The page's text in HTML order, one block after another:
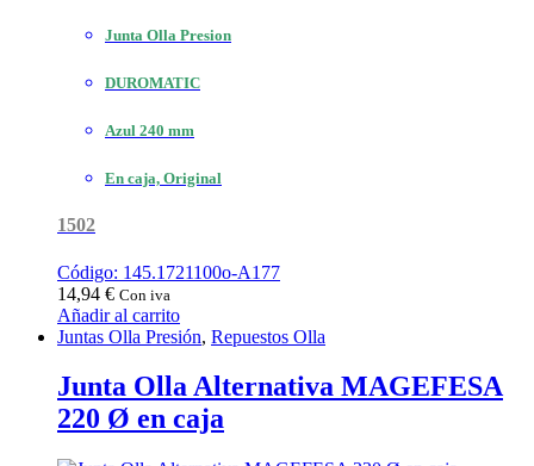
Junta Olla Presion
DUROMATIC
Azul 240 mm
En caja, Original
1502
Código: 145.1721100o-A177
14,94 € Con iva
Añadir al carrito
Juntas Olla Presión, Repuestos Olla
Junta Olla Alternativa MAGEFESA
220 Ø en caja